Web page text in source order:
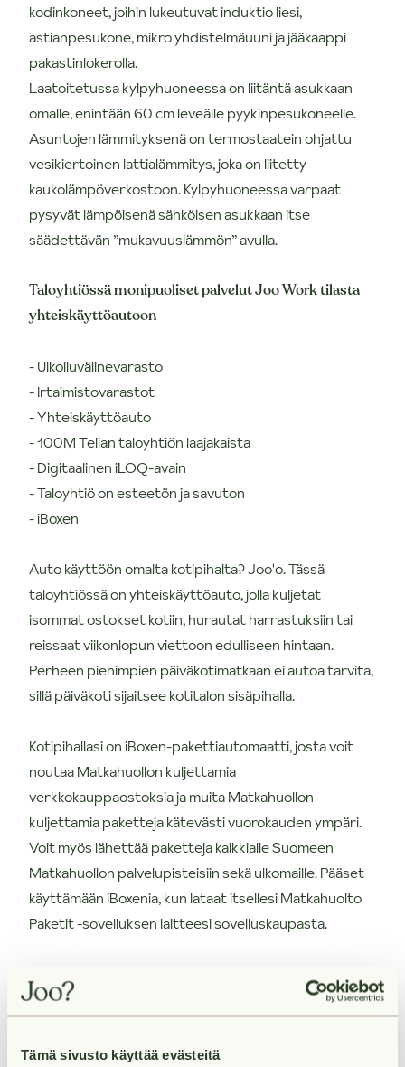
Tämä sivusto käyttää evästeitä
kodinkoneet, joihin lukeutuvat induktio liesi,
astianpesukone, mikro yhdistelmäuuni ja jääkaappi
pakastinlokerolla.
Laatoitetussa kylpyhuoneessa on liitäntä asukkaan
omalle, enintään 60 cm leveälle pyykinpesukoneelle.
Asuntojen lämmityksenä on termostaatein ohjattu
vesikiertoinen lattialämmitys, joka on liitetty
kaukolämpöverkostoon. Kylpyhuoneessa varpaat
pysyvät lämpöisenä sähköisen asukkaan itse
säädettävän ”mukavuuslämmön” avulla.
Taloyhtiössä monipuoliset palvelut Joo Work tilasta
yhteiskäyttöautoon
- Ulkoiluvälinevarasto
- Irtaimistovarastot
- Yhteiskäyttöauto
- 100M Telian taloyhtiön laajakaista
- Digitaalinen iLOQ-avain
- Taloyhtiö on esteetön ja savuton
- iBoxen
Auto käyttöön omalta kotipihalta? Joo'o. Tässä
taloyhtiössä on yhteiskäyttöauto, jolla kuljetat
isommat ostokset kotiin, hurautat harrastuksiin tai
reissaat viikonlopun viettoon edulliseen hintaan.
Perheen pienimpien päiväkotimatkaan ei autoa tarvita,
sillä päiväkoti sijaitsee kotitalon sisäpihalla.
Kotipihallasi on iBoxen-pakettiautomaatti, josta voit
noutaa Matkahuollon kuljettamia
verkkokauppaostoksia ja muita Matkahuollon
kuljettamia paketteja kätevästi vuorokauden ympäri.
Voit myös lähettää paketteja kaikkialle Suomeen
Matkahuollon palvelupisteisiin sekä ulkomaille. Pääset
käyttämään iBoxenia, kun lataat itsellesi Matkahuolto
Paketit -sovelluksen laitteesi sovelluskaupasta.
Kysy autopaikkojen saatavuus erikseen asunnon
vuokraajalta.